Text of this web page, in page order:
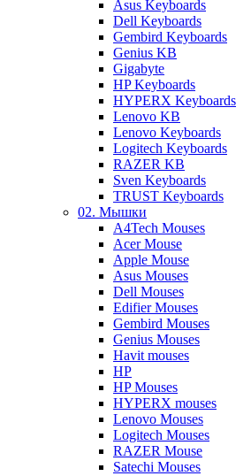
Asus Keyboards
Dell Keyboards
Gembird Keyboards
Genius KB
Gigabyte
HP Keyboards
HYPERX Keyboards
Lenovo KB
Lenovo Keyboards
Logitech Keyboards
RAZER KB
Sven Keyboards
TRUST Keyboards
02. Мышки
A4Tech Mouses
Acer Mouse
Apple Mouse
Asus Mouses
Dell Mouses
Edifier Mouses
Gembird Mouses
Genius Mouses
Havit mouses
HP
HP Mouses
HYPERX mouses
Lenovo Mouses
Logitech Mouses
RAZER Mouse
Satechi Mouses